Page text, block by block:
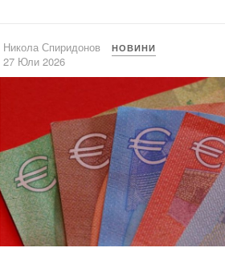
Никола Спиридонов НОВИНИ
27 Юли 2026